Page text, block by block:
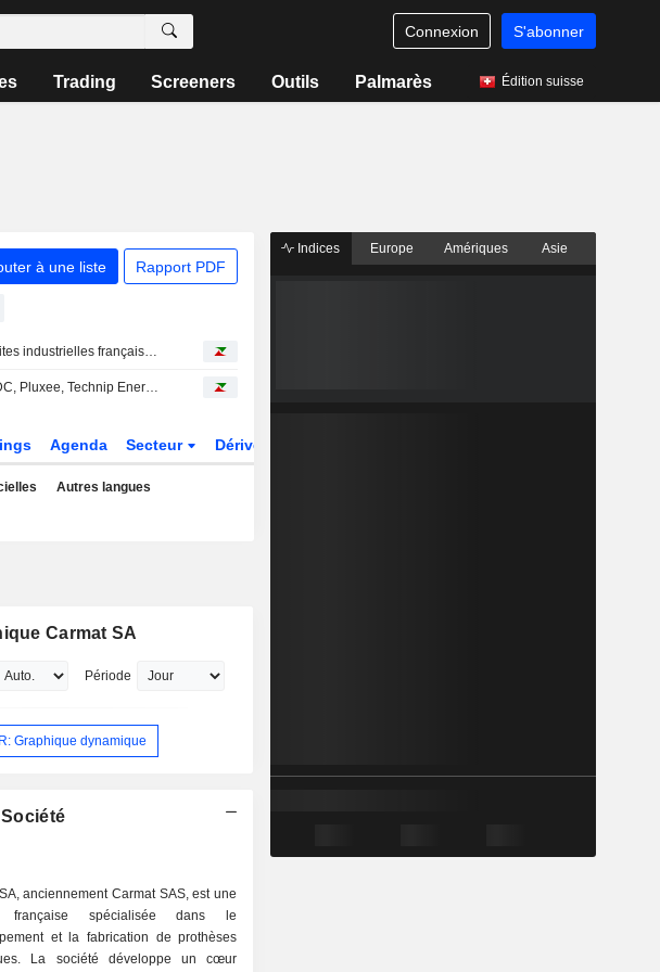
Connexion S'abonner
Trading Screeners Outils Palmarès Édition suisse
à une liste Rapport PDF
Carmat, Ynsect… quand les pépites industrielles françaises tombent dans le gouffre de Moore
Pluxee N : Carmat, Hoffmann, LDC, Pluxee, Technip Energies... les valeurs à suivre aujourd'hui à Paris
Agenda Secteur Dérivés
Autres langues
Carmat SA
Période
Graphique dynamique
anciennement Carmat SAS, est une
française spécialisée dans le
et la fabrication de prothèses
La société développe un cœur
Indices Europe Amériques Asie